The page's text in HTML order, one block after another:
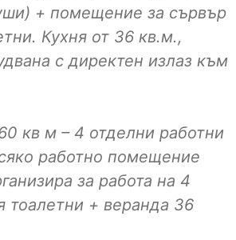
+ помещение за сървър
Кухня от 36 кв.м.,
с директен излаз към
кв м – 4 отделни работни
работно помещение
за работа на 4
тоалетни + веранда 36